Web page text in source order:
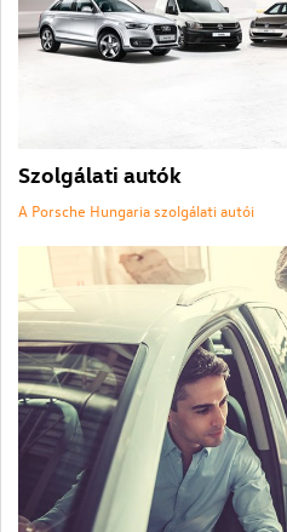
Szolgálati autók
A Porsche Hungaria szolgálati autói